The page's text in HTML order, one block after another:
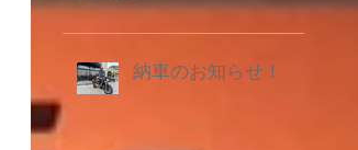
納車のお知らせ！